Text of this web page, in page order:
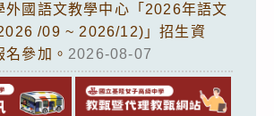
外國語文教學中心「2026年語文
/09 ~ 2026/12)」招生資
參加。 2026-08-07